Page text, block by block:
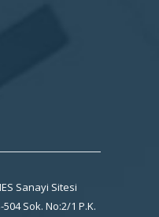
Sanayi Sitesi
Sok. No:2/1 P.K.